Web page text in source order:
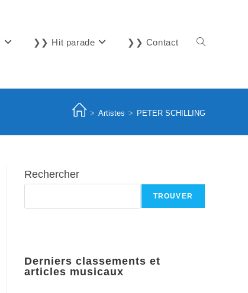
❯❯ Hit parade ❯❯ Contact Toggle
> Artistes > PETER SCHILLING
Rechercher
TROUVER
Derniers classements et
articles musicaux